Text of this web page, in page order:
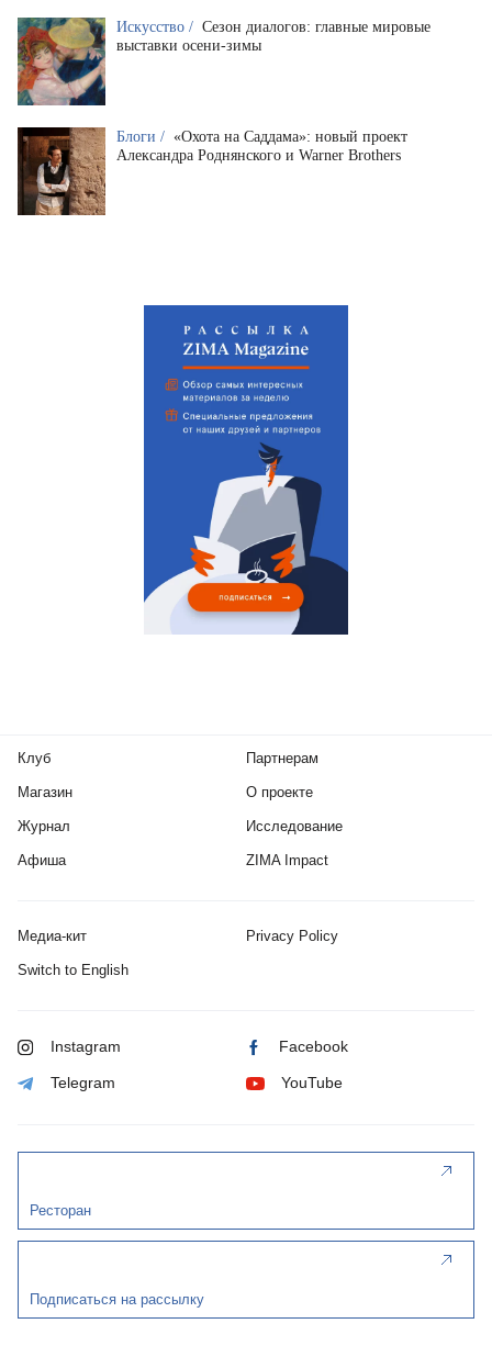
Искусство / Сезон диалогов: главные мировые
выставки осени-зимы
Блоги / «Охота на Саддама»: новый проект
Александра Роднянского и Warner Brothers
Клуб
Магазин
Журнал
Афиша
Партнерам
О проекте
Исследование
ZIMA Impact
Медиа-кит Privacy Policy
Switch to English
Instagram Facebook
Telegram YouTube
Ресторан
Подписаться на рассылку